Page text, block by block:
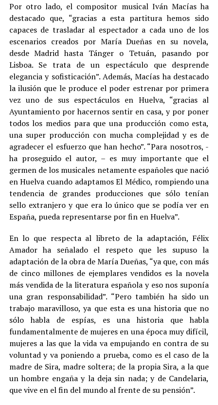
Por otro lado, el compositor musical Iván Macías ha
destacado que, “gracias a esta partitura hemos sido
capaces de trasladar al espectador a cada uno de los
escenarios creados por María Dueñas en su novela,
desde Madrid hasta Tánger o Tetuán, pasando por
Lisboa. Se trata de un espectáculo que desprende
elegancia y sofisticación”. Además, Macías ha destacado
la ilusión que le produce el poder estrenar por primera
vez uno de sus espectáculos en Huelva, “gracias al
Ayuntamiento por hacernos sentir en casa, y por poner
todos los medios para que una producción como esta,
una super producción con mucha complejidad y es de
agradecer el esfuerzo que han hecho”. “Para nosotros, -
ha proseguido el autor, – es muy importante que el
germen de los musicales netamente españoles que nació
en Huelva cuando adaptamos El Médico, rompiendo una
tendencia de grandes producciones que sólo tenían
sello extranjero y que era lo único que se podía ver en
España, pueda representarse por fin en Huelva”.
En lo que respecta al libreto de la adaptación, Félix
Amador ha señalado el respeto que les supuso la
adaptación de la obra de María Dueñas, “ya que, con más
de cinco millones de ejemplares vendidos es la novela
más vendida de la literatura española y eso nos suponía
una gran responsabilidad”. “Pero también ha sido un
trabajo maravilloso, ya que esta es una historia que no
sólo habla de espías, es una historia que habla
fundamentalmente de mujeres en una época muy difícil,
mujeres a las que la vida va empujando en contra de su
voluntad y va poniendo a prueba, como es el caso de la
madre de Sira, madre soltera; de la propia Sira, a la que
un hombre engaña y la deja sin nada; y de Candelaria,
que vive en el fin del mundo al frente de su pensión”.